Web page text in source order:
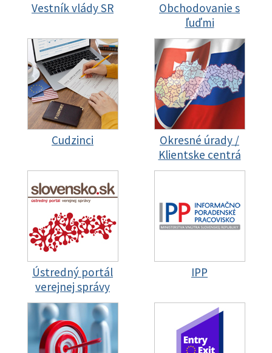
Vestník vlády SR
Obchodovanie s
ľuďmi
Cudzinci
Okresné úrady /
Klientske centrá
Ústredný portál
verejnej správy
IPP